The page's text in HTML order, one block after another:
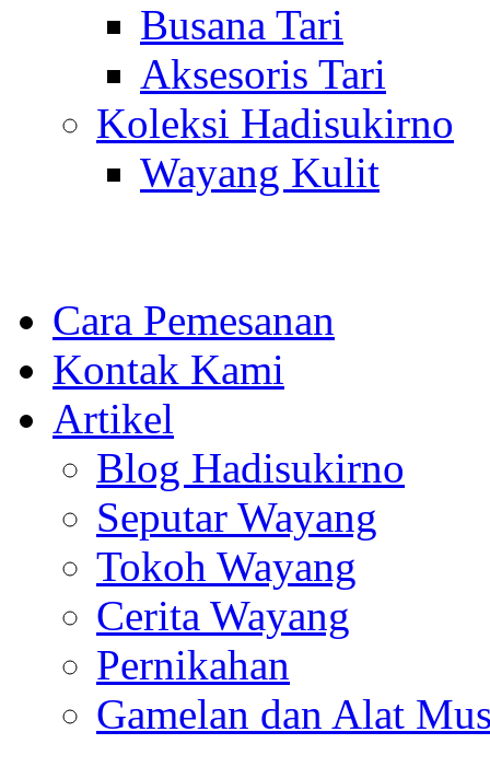
Busana Tari
Aksesoris Tari
Koleksi Hadisukirno
Wayang Kulit
Cara Pemesanan
Kontak Kami
Artikel
Blog Hadisukirno
Seputar Wayang
Tokoh Wayang
Cerita Wayang
Pernikahan
Gamelan dan Alat